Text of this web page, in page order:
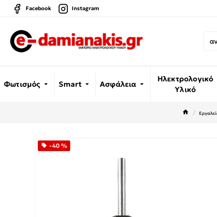
Facebook Instagram
Φωτισμός Smart Ασφάλεια
Ηλεκτρολογικό
Υλικό
-40 %